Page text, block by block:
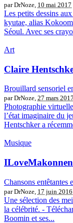
par DrNoze, 10 mai 2017
Les petits dessins
kyutae, alias
Séoul. Avec ses
Art
Claire
Brouillard sensoriel
par DrNoze, 27 mars 2017
Photographie
l’état imaginaire du
Hentschker a
Musique
Chansons entêtantes
par DrNoze, 17 juin 2016
Une sélection des
la célébrité. -
Boomin et ses...